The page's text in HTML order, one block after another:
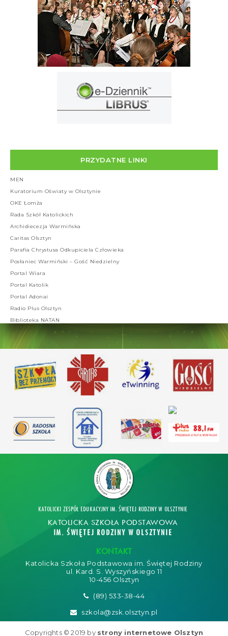
PRZYDATNE LINKI
MEN
Kuratorium Oświaty w Olsztynie
OKE Łomża
Rada Szkół Katolickich
Archidiecezja Warmińska
Caritas Olsztyn
Parafia Chrystusa Odkupiciela Człowieka
Posłaniec Warmiński – Gość Niedzielny
Portal Wiara
Portal Katolik
Portal Adonai
Radio Plus Olsztyn
Biblioteka NATAN
KATOLICKI ZESPÓŁ EDUKACYJNY IM. ŚWIĘTEJ RODZINY W OLSZTYNIE
KATOLICKA SZKOŁA PODSTAWOWA
IM. ŚWIĘTEJ RODZINY W OLSZTYNIE
KONTAKT
Katolicka Szkoła Podstawowa im. Świętej Rodziny
ul. Kard. S. Wyszyńskiego 11
10-456 Olsztyn
(89) 533-38-44
szkola@zsk.olsztyn.pl
Copyrights © 2019 by strony internetowe Olsztyn